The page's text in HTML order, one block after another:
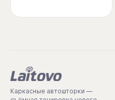
Каркасные автошторки —